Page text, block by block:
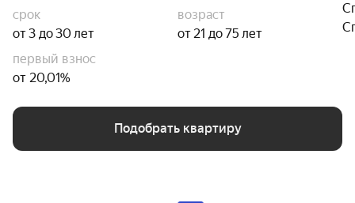
срок
от 3 до 30 лет
возраст
от 21 до 75 лет
первый взнос
от 20,01%
Подобрать квартиру